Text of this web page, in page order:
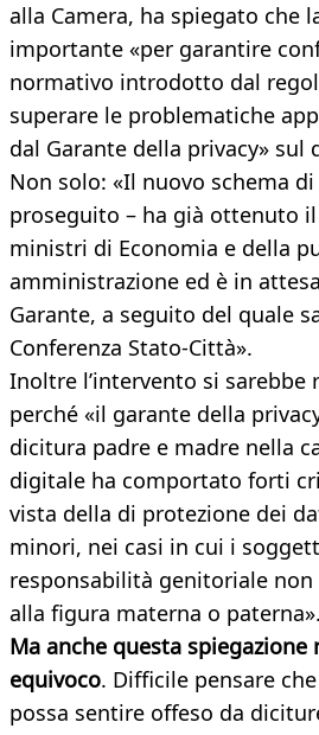
alla Camera, ha spiegato che
importante «per garantire
normativo introdotto dal
superare le problematiche
dal Garante della privacy» sul
Non solo: «Il nuovo schema
proseguito – ha già ottenuto
ministri di Economia e della
amministrazione ed è in
Garante, a seguito del quale
Conferenza Stato-Città».
Inoltre l’intervento si sarebbe
perché «il garante della
dicitura padre e madre nella
digitale ha comportato forti
vista della di protezione dei
minori, nei casi in cui i
responsabilità genitoriale
alla figura materna o paterna».
Ma anche questa spiegazione
equivoco. Difficile pensare
possa sentire offeso da